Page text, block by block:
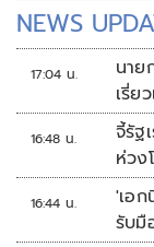
NEWS
17:04 น.
นาย
เรี่ย
16:48 น.
จี้รัฐ
ห่วง
16:44 น.
'เอ
รับมื